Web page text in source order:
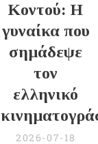
Κοντού: Η
γυναίκα που
σημάδεψε
τον
ελληνικό
2026-07-18